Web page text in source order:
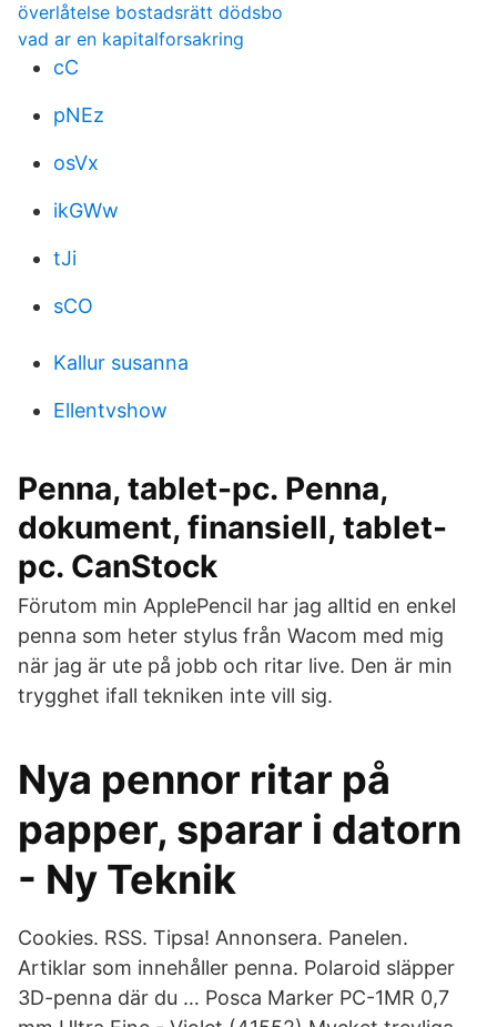
överlåtelse bostadsrätt dödsbo
vad ar en kapitalforsakring
cC
pNEz
osVx
ikGWw
tJi
sCO
Kallur susanna
Ellentvshow
Penna, tablet-pc. Penna,
dokument, finansiell, tablet-
pc. CanStock
Förutom min ApplePencil har jag alltid en enkel
penna som heter stylus från Wacom med mig
när jag är ute på jobb och ritar live. Den är min
trygghet ifall tekniken inte vill sig.
Nya pennor ritar på
papper, sparar i datorn
- Ny Teknik
Cookies. RSS. Tipsa! Annonsera. Panelen.
Artiklar som innehåller penna. Polaroid släpper
3D-penna där du … Posca Marker PC-1MR 0,7